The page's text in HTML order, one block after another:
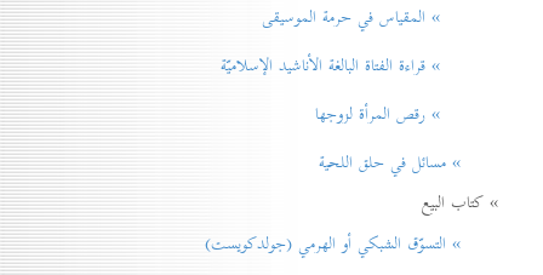
» المقياس في حرمة الموسيقی
» قراءة الفتاة البالغة الأناشيد الإسلاميّة
» رقص المرأة لزوجها
» مسائل في حلق اللحية
» كتاب البيع
» التسوّق الشبكي أو الهرمي (جولدكويست)